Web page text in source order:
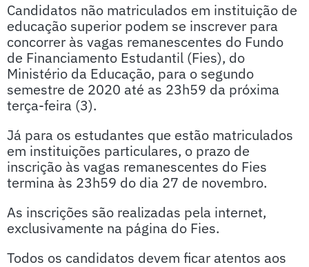
Candidatos não matriculados em instituição de
educação superior podem se inscrever para
concorrer às vagas remanescentes do Fundo
de Financiamento Estudantil (Fies), do
Ministério da Educação, para o segundo
semestre de 2020 até as 23h59 da próxima
terça-feira (3).
Já para os estudantes que estão matriculados
em instituições particulares, o prazo de
inscrição às vagas remanescentes do Fies
termina às 23h59 do dia 27 de novembro.
As inscrições são realizadas pela internet,
exclusivamente na página do Fies.
Todos os candidatos devem ficar atentos aos